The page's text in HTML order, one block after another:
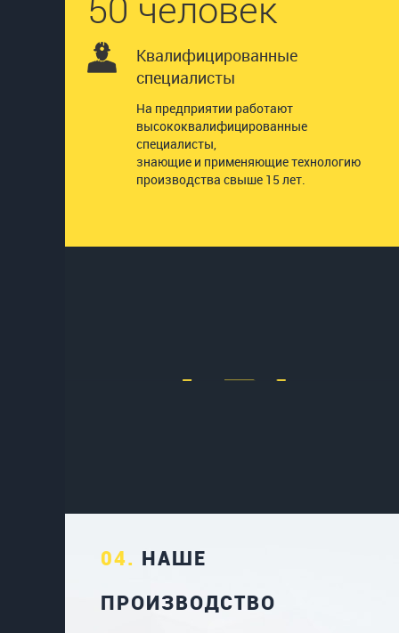
Квалифицированные
специалисты
На предприятии работают
высококвалифицированные
специалисты,
знающие и применяющие технологию
производства свыше 15 лет.
04. НАШЕ
ПРОИЗВОДСТВО